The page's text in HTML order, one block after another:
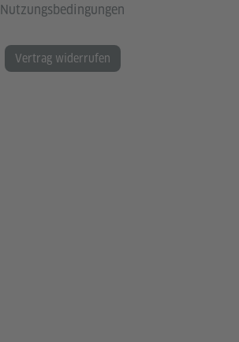
Nutzungsbedingungen
Vertrag widerrufen